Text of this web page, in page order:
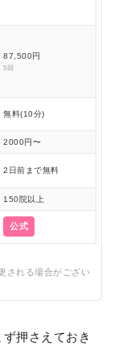
87,500円
5回
無料(10分)
2000円〜
2日前まで無料
150院以上
公式
される場合がござい
押さえておき